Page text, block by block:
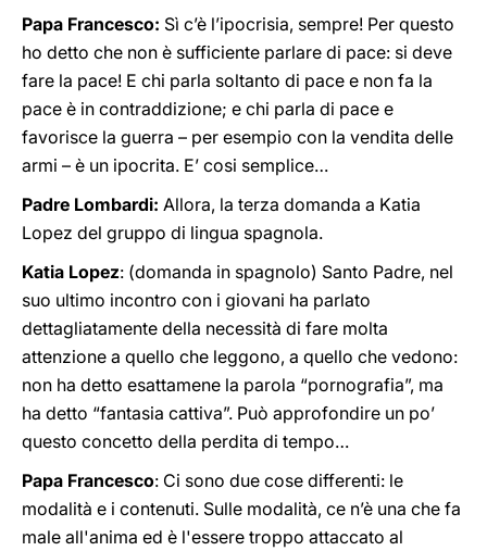
Papa Francesco: Sì c’è l’ipocrisia, sempre! Per questo
ho detto che non è sufficiente parlare di pace: si deve
fare la pace! E chi parla soltanto di pace e non fa la
pace è in contraddizione; e chi parla di pace e
favorisce la guerra – per esempio con la vendita delle
armi – è un ipocrita. E’ cosi semplice…
Padre Lombardi: Allora, la terza domanda a Katia
Lopez del gruppo di lingua spagnola.
Katia Lopez: (domanda in spagnolo) Santo Padre, nel
suo ultimo incontro con i giovani ha parlato
dettagliatamente della necessità di fare molta
attenzione a quello che leggono, a quello che vedono:
non ha detto esattamene la parola “pornografia”, ma
ha detto “fantasia cattiva”. Può approfondire un po’
questo concetto della perdita di tempo…
Papa Francesco: Ci sono due cose differenti: le
modalità e i contenuti. Sulle modalità, ce n’è una che fa
male all'anima ed è l'essere troppo attaccato al